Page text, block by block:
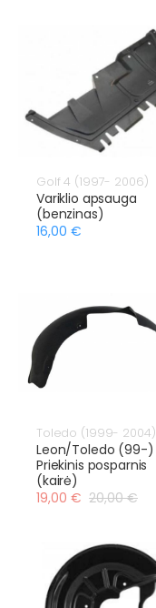
Golf 4 (1997- 2006)
Variklio apsauga
(benzinas)
16,00 €
Toledo (1999- 2004)
Leon/Toledo (99-)
Priekinis posparnis
(kairė)
19,00 € 20,00 €